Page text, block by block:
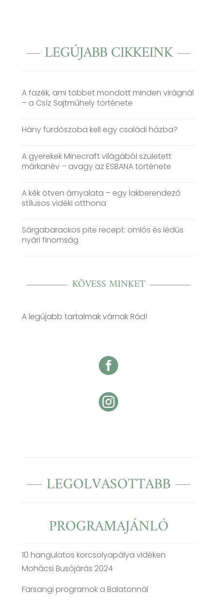
LEGÚJABB CIKKEINK
A fazék, ami többet mondott minden virágnál
– a Csíz Sajtműhely története
Hány fürdőszoba kell egy családi házba?
A gyerekek Minecraft világából született
márkanév – avagy az ESBANA története
A kék ötven árnyalata – egy lakberendező
stílusos vidéki otthona
Sárgabarackos pite recept: omlós és lédús
nyári finomság
KÖVESS MINKET
A legújabb tartalmak várnak Rád!


LEGOLVASOTTABB
PROGRAMAJÁNLÓ
10 hangulatos korcsolyapálya vidéken
Mohácsi Busójárás 2024
Farsangi programok a Balatonnál